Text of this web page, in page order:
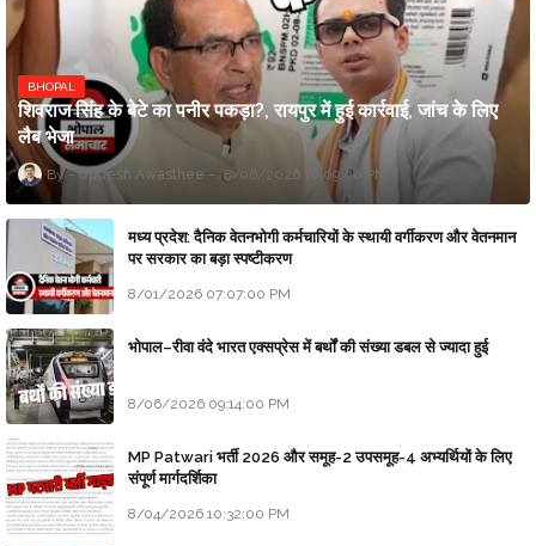
BHOPAL
शिवराज सिंह के बेटे का पनीर पकड़ा?, रायपुर में हुई कार्रवाई, जांच के लिए
लैब भेजा
Updesh Awasthee 8/06/2026 10:09:00 PM
मध्य प्रदेश: दैनिक वेतनभोगी कर्मचारियों के स्थायी वर्गीकरण और वेतनमान
पर सरकार का बड़ा स्पष्टीकरण
8/01/2026 07:07:00 PM
भोपाल–रीवा वंदे भारत एक्सप्रेस में बर्थों की संख्या डबल से ज्यादा हुई
8/06/2026 09:14:00 PM
MP Patwari भर्ती 2026 और समूह-2 उपसमूह-4 अभ्यर्थियों के लिए
संपूर्ण मार्गदर्शिका
8/04/2026 10:32:00 PM